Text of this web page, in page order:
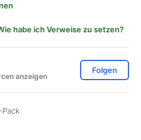
habe ich Verweise zu setzen?
anzeigen
Folgen
-Pack